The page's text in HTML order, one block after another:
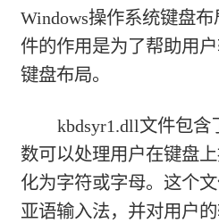
Windows操作系统键盘
件的作用是为了帮助用
键盘布局。
kbdsyr1.dll文件包
数可以处理用户在键盘
化为字符或字母。这个
亚语输入法，并对用户的